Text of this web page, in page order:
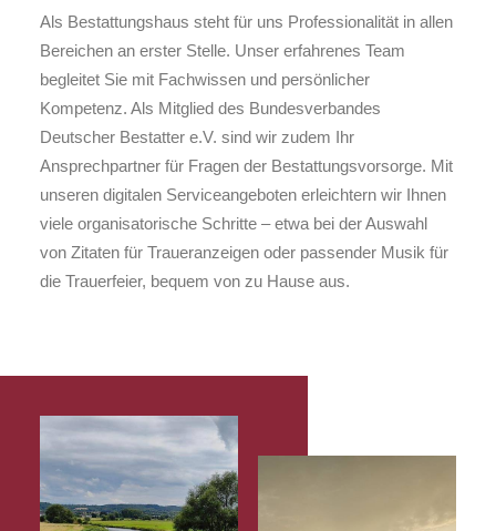
Als Bestattungshaus steht für uns Professionalität in allen
Bereichen an erster Stelle. Unser erfahrenes Team
begleitet Sie mit Fachwissen und persönlicher
Kompetenz. Als Mitglied des Bundesverbandes
Deutscher Bestatter e.V. sind wir zudem Ihr
Ansprechpartner für Fragen der Bestattungsvorsorge. Mit
unseren digitalen Serviceangeboten erleichtern wir Ihnen
viele organisatorische Schritte – etwa bei der Auswahl
von Zitaten für Traueranzeigen oder passender Musik für
die Trauerfeier, bequem von zu Hause aus.